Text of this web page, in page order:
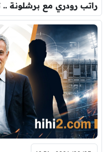
راتب رودري مع برشلونة